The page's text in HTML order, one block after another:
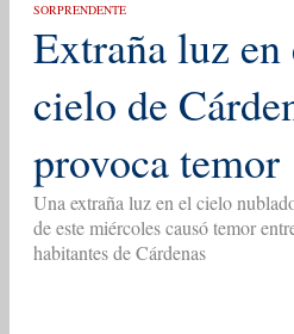
SORPRENDENTE
Extraña luz en
cielo de
provoca temor
Una extraña luz en el cielo
de este miércoles causó temor
habitantes de Cárdenas